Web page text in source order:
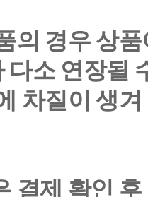
의 경우 상
다소 연장될
차질이 생
결제 확인